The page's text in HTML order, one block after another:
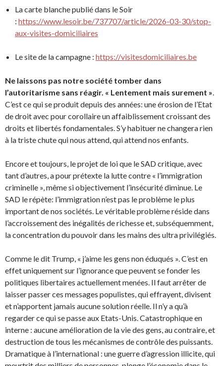
La carte blanche publié dans le Soir
: https://www.lesoir.be/737707/article/2026-03-30/stop-
aux-visites-domiciliaires
Le site de la campagne : https://visitesdomiciliaires.be
Ne laissons pas notre société tomber dans
l’autoritarisme sans réagir. « Lentement mais surement ».
C’est ce qui se produit depuis des années: une érosion de l’Etat
de droit avec pour corollaire un affaiblissement croissant des
droits et libertés fondamentales. S’y habituer ne changera rien
à la triste chute qui nous attend, qui attend nos enfants.
Encore et toujours, le projet de loi que le SAD critique, avec
tant d’autres, a pour prétexte la lutte contre « l’immigration
criminelle », même si objectivement l’insécurité diminue. Le
SAD le répète: l’immigration n’est pas le problème le plus
important de nos sociétés. Le véritable problème réside dans
l’accroissement des inégalités de richesse et, subséquemment,
la concentration du pouvoir dans les mains des ultra privilégiés.
Comme le dit Trump, « j’aime les gens non éduqués ». C’est en
effet uniquement sur l’ignorance que peuvent se fonder les
politiques libertaires actuellement menées. Il faut arrêter de
laisser passer ces messages populistes, qui effrayent, divisent
et n’apportent jamais aucune solution réelle. Il n’y a qu’à
regarder ce qui se passe aux Etats-Unis. Catastrophique en
interne : aucune amélioration de la vie des gens, au contraire, et
destruction de tous les mécanismes de contrôle des puissants.
Dramatique à l’international : une guerre d’agression illicite, qui